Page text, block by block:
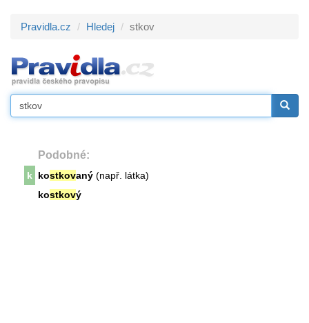
Pravidla.cz Hledej stkov
Podobné:
k kostkovaný (např. látka)
kostkový